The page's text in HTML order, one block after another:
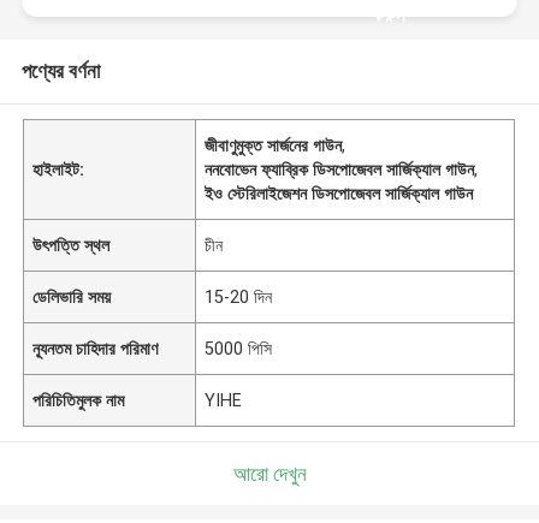
করুন
পণ্যের বর্ণনা
হাইলাইট:
জীবাণুমুক্ত সার্জনের গাউন,
ননবোভেন ফ্যাব্রিক ডিসপোজেবল সার্জিক্যাল গাউন,
ইও স্টেরিলাইজেশন ডিসপোজেবল সার্জিক্যাল গাউন
উৎপত্তি স্থল চীন
ডেলিভারি সময় 15-20 দিন
ন্যূনতম চাহিদার পরিমাণ 5000 পিসি
পরিচিতিমুলক নাম YIHE
আরো দেখুন